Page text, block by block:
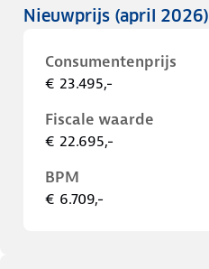
Nieuwprijs (april 2026)
Consumentenprijs
€ 23.495,-
Fiscale waarde
€ 22.695,-
BPM
€ 6.709,-